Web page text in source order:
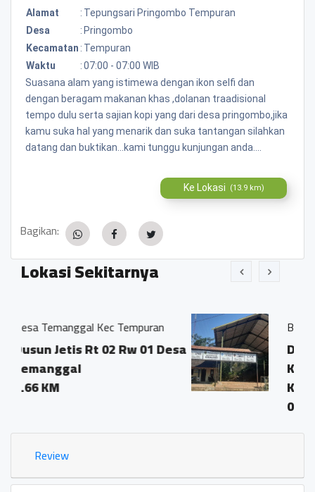
Alamat : Tepungsari Pringombo Tempuran
Desa
: Pringombo
Kecamatan : Tempuran
Waktu
:07:00 - 07:00 WIB
Suasana alam yang istimewa dengan ikon selfi dan
dengan beragam makanan khas ,dolanan traadisional
tempo dulu serta sajian kopi yang dari desa pringombo,jika
kamu suka hal yang menarik dan suka tantangan silahkan
datang dan buktikan...kami tunggu kunjungan anda....
Ke Lokasi (13.9 km)
Bagikan:
Lokasi Sekitarnya
01 Desa
BALAI DESA KRINJING
DUSUN GEJIWAN DESA
KRINJING KECAMATAN
KAJORAN KODE POS
Review